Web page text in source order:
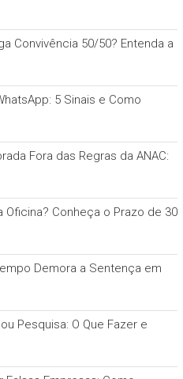
Convivência 50/50? Entenda a
5 Sinais e Como
Fora das Regras da ANAC:
Oficina? Conheça o Prazo de 30
Demora a Sentença em
Pesquisa: O Que Fazer e